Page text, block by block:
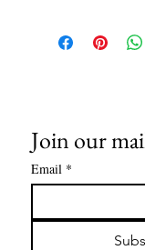
Join our
Email *